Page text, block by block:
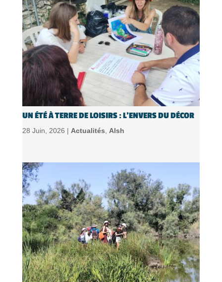
UN ÉTÉ À TERRE DE LOISIRS : L’ENVERS DU DÉCOR
28 Juin, 2026 | Actualités, Alsh